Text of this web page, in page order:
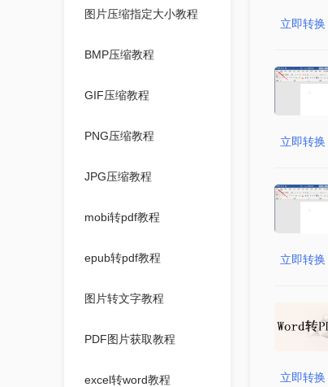
图片压缩指定大小教程
BMP压缩教程
GIF压缩教程
PNG压缩教程
JPG压缩教程
mobi转pdf教程
epub转pdf教程
图片转文字教程
PDF图片获取教程
excel转word教程
立即转换
立即转换
立即转换
立即转换